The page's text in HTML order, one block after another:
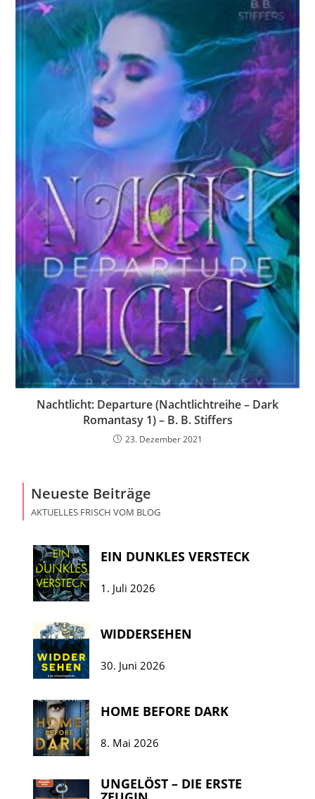
Nachtlicht: Departure (Nachtlichtreihe – Dark
Romantasy 1) – B. B. Stiffers
23. Dezember 2021
Neueste Beiträge
AKTUELLES FRISCH VOM BLOG
EIN DUNKLES VERSTECK
1. Juli 2026
WIDDERSEHEN
30. Juni 2026
HOME BEFORE DARK
8. Mai 2026
UNGELÖST – DIE ERSTE